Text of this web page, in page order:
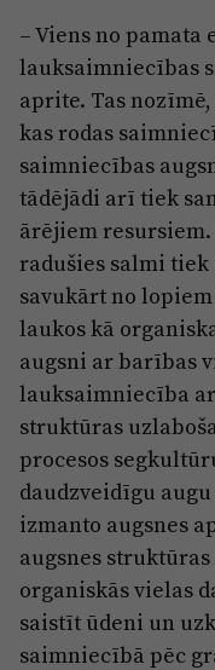
– Viens no
lauksaimniecības
aprite. Tas
kas rodas
saimniecības
tādējādi arī tiek
ārējiem
radušies salmi
savukārt no
laukos kā
augsni ar barības
lauksaimniecība
struktūras
procesos
daudzveidīgu
izmanto augsnes
augsnes
organiskās vielas
saistīt ūdeni un
saimniecībā pēc